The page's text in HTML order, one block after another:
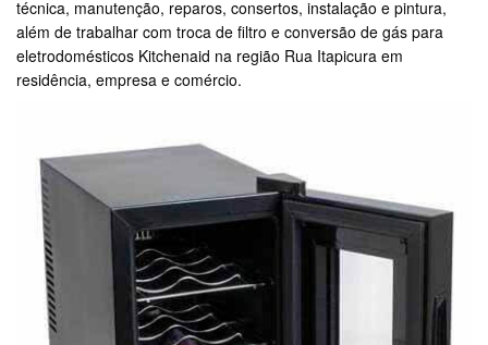
técnica, manutenção, reparos, consertos, instalação e pintura,
além de trabalhar com troca de filtro e conversão de gás para
eletrodomésticos Kitchenaid na região Rua Itapicura em
residência, empresa e comércio.